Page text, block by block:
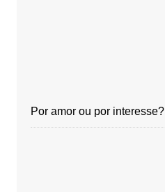
Por amor ou por interesse?